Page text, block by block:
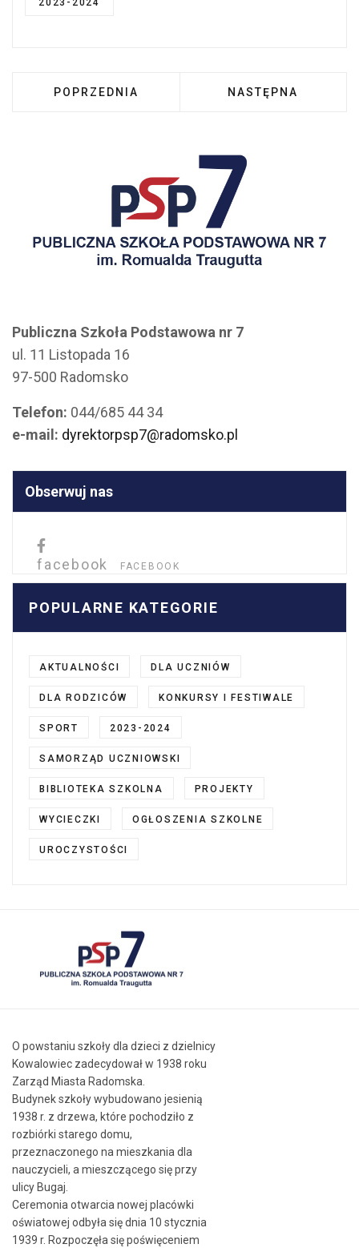
2023-2024
POPRZEDNIA STRONA: REGULAMIN STREFY
POPRZEDNIA NASTĘPNA
NASTĘPNA
Publiczna Szkoła Podstawowa nr 7
ul. 11 Listopada 16
97-500 Radomsko
Telefon: 044/685 44 34
e-mail: dyrektorpsp7@radomsko.pl
Obserwuj nas
facebook FACEBOOK
POPULARNE KATEGORIE
AKTUALNOŚCI DLA UCZNIÓW
DLA RODZICÓW KONKURSY I FESTIWALE
SPORT 2023-2024
SAMORZĄD UCZNIOWSKI
BIBLIOTEKA SZKOLNA PROJEKTY
WYCIECZKI OGŁOSZENIA SZKOLNE
UROCZYSTOŚCI
O powstaniu szkoły dla dzieci z dzielnicy
Kowalowiec zadecydował w 1938 roku
Zarząd Miasta Radomska.
Budynek szkoły wybudowano jesienią
1938 r. z drzewa, które pochodziło z
rozbiórki starego domu,
przeznaczonego na mieszkania dla
nauczycieli, a mieszczącego się przy
ulicy Bugaj.
Ceremonia otwarcia nowej placówki
oświatowej odbyła się dnia 10 stycznia
1939 r. Rozpoczęła się poświęceniem